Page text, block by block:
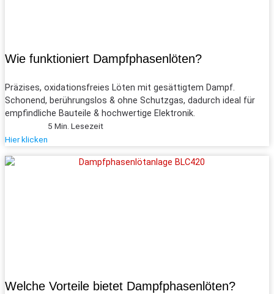
Wie funktioniert Dampf­phasen­löten?
Präzises, oxidationsfreies Löten mit gesättigtem Dampf.
Schonend, berührungslos & ohne Schutzgas, dadurch ideal für
empfindliche Bauteile & hochwertige Elektronik.
Hier klicken
5 Min. Lesezeit
Welche Vorteile bietet Dampf­phasen­löten?